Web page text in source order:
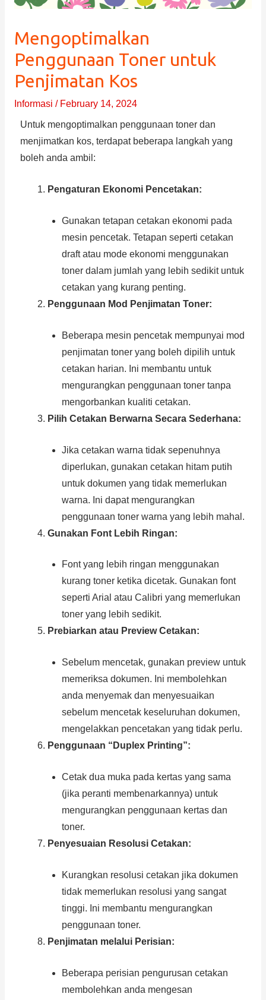
Mengoptimalkan
Penggunaan Toner untuk
Penjimatan Kos
Informasi / February 14, 2024
Untuk mengoptimalkan penggunaan toner dan
menjimatkan kos, terdapat beberapa langkah yang
boleh anda ambil:
Pengaturan Ekonomi Pencetakan:
Gunakan tetapan cetakan ekonomi pada
mesin pencetak. Tetapan seperti cetakan
draft atau mode ekonomi menggunakan
toner dalam jumlah yang lebih sedikit untuk
cetakan yang kurang penting.
Penggunaan Mod Penjimatan Toner:
Beberapa mesin pencetak mempunyai mod
penjimatan toner yang boleh dipilih untuk
cetakan harian. Ini membantu untuk
mengurangkan penggunaan toner tanpa
mengorbankan kualiti cetakan.
Pilih Cetakan Berwarna Secara Sederhana:
Jika cetakan warna tidak sepenuhnya
diperlukan, gunakan cetakan hitam putih
untuk dokumen yang tidak memerlukan
warna. Ini dapat mengurangkan
penggunaan toner warna yang lebih mahal.
Gunakan Font Lebih Ringan:
Font yang lebih ringan menggunakan
kurang toner ketika dicetak. Gunakan font
seperti Arial atau Calibri yang memerlukan
toner yang lebih sedikit.
Prebiarkan atau Preview Cetakan:
Sebelum mencetak, gunakan preview untuk
memeriksa dokumen. Ini membolehkan
anda menyemak dan menyesuaikan
sebelum mencetak keseluruhan dokumen,
mengelakkan pencetakan yang tidak perlu.
Penggunaan “Duplex Printing”:
Cetak dua muka pada kertas yang sama
(jika peranti membenarkannya) untuk
mengurangkan penggunaan kertas dan
toner.
Penyesuaian Resolusi Cetakan:
Kurangkan resolusi cetakan jika dokumen
tidak memerlukan resolusi yang sangat
tinggi. Ini membantu mengurangkan
penggunaan toner.
Penjimatan melalui Perisian:
Beberapa perisian pengurusan cetakan
membolehkan anda mengesan